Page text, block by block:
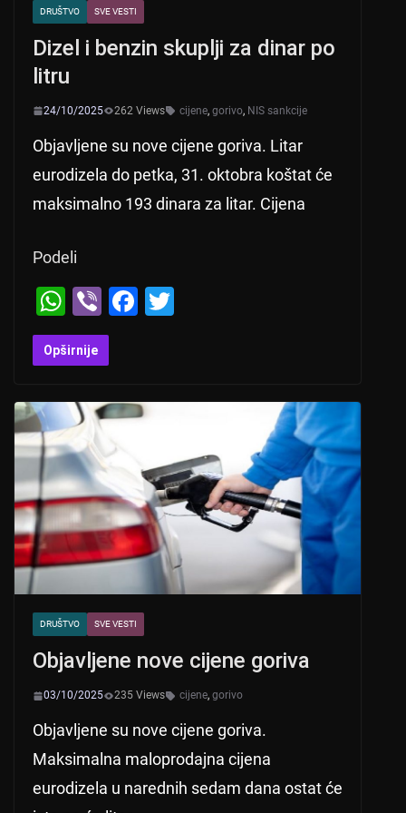
DRUŠTVO SVE VESTI
Dizel i benzin skuplji za dinar po
litru
24/10/2025 262 Views cijene, gorivo, NIS sankcije
Objavljene su nove cijene goriva. Litar
eurodizela do petka, 31. oktobra koštat će
maksimalno 193 dinara za litar. Cijena
Podeli
W
h
at
A
p
p
Vi
b
er
F
b
o
k
Opširnije
DRUŠTVO SVE VESTI
Objavljene nove cijene goriva
03/10/2025 235 Views cijene, gorivo
Objavljene su nove cijene goriva.
Maksimalna maloprodajna cijena
eurodizela u narednih sedam dana ostat će